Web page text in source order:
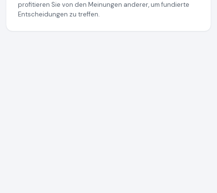
profitieren Sie von den Meinungen anderer, um fundierte
Entscheidungen zu treffen.